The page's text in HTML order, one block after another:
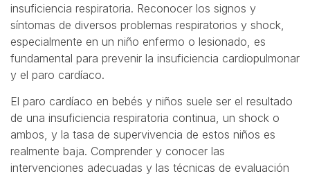
insuficiencia respiratoria. Reconocer los signos y
síntomas de diversos problemas respiratorios y shock,
especialmente en un niño enfermo o lesionado, es
fundamental para prevenir la insuficiencia cardiopulmonar
y el paro cardíaco.
El paro cardíaco en bebés y niños suele ser el resultado
de una insuficiencia respiratoria continua, un shock o
ambos, y la tasa de supervivencia de estos niños es
realmente baja. Comprender y conocer las
intervenciones adecuadas y las técnicas de evaluación